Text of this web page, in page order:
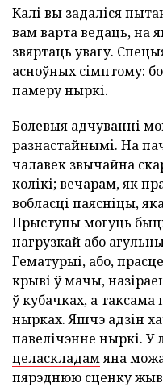
Калі вы задаліся
вам варта ведаць, на
звяртаць увагу.
асноўных сімптому:
памеру ныркі.
Болевыя адчуванні
разнастайнымі. На
чалавек звычайна
колікі; вечарам, як
вобласці паясніцы,
Прыступы могуць
нагрузкай або
Гематурыі, або,
крыві ў мачы,
ў кубачках, а
нырках. Яшчэ адзін
павелічэнне ныркі. У
целаскладамяна
пярэднюю сценку